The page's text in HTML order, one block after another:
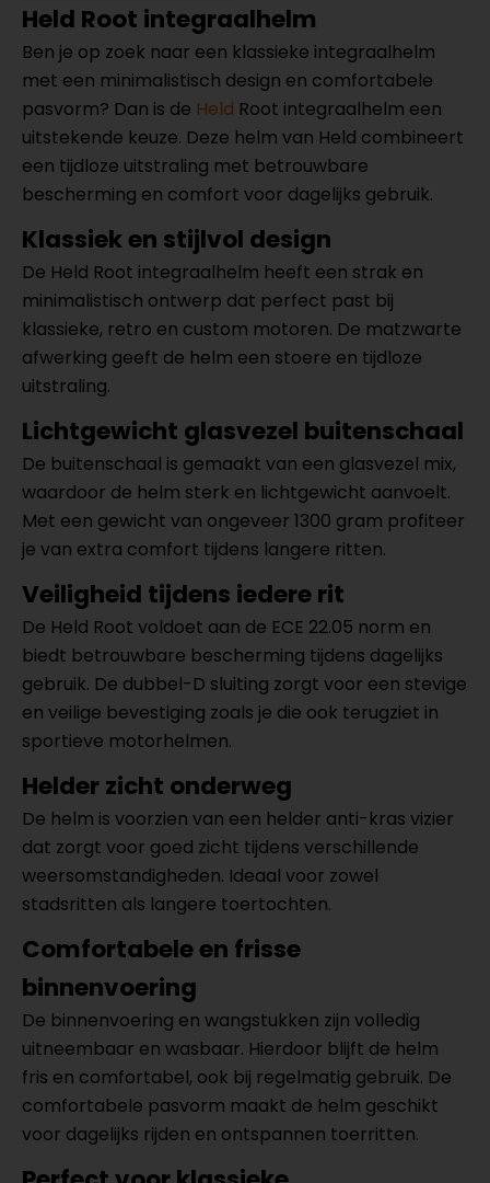
Held Root integraalhelm
Ben je op zoek naar een klassieke integraalhelm
met een minimalistisch design en comfortabele
pasvorm? Dan is de Held Root integraalhelm een
uitstekende keuze. Deze helm van Held combineert
een tijdloze uitstraling met betrouwbare
bescherming en comfort voor dagelijks gebruik.
Klassiek en stijlvol design
De Held Root integraalhelm heeft een strak en
minimalistisch ontwerp dat perfect past bij
klassieke, retro en custom motoren. De matzwarte
afwerking geeft de helm een stoere en tijdloze
uitstraling.
Lichtgewicht glasvezel buitenschaal
De buitenschaal is gemaakt van een glasvezel mix,
waardoor de helm sterk en lichtgewicht aanvoelt.
Met een gewicht van ongeveer 1300 gram profiteer
je van extra comfort tijdens langere ritten.
Veiligheid tijdens iedere rit
De Held Root voldoet aan de ECE 22.05 norm en
biedt betrouwbare bescherming tijdens dagelijks
gebruik. De dubbel-D sluiting zorgt voor een stevige
en veilige bevestiging zoals je die ook terugziet in
sportieve motorhelmen.
Helder zicht onderweg
De helm is voorzien van een helder anti-kras vizier
dat zorgt voor goed zicht tijdens verschillende
weersomstandigheden. Ideaal voor zowel
stadsritten als langere toertochten.
Comfortabele en frisse
binnenvoering
De binnenvoering en wangstukken zijn volledig
uitneembaar en wasbaar. Hierdoor blijft de helm
fris en comfortabel, ook bij regelmatig gebruik. De
comfortabele pasvorm maakt de helm geschikt
voor dagelijks rijden en ontspannen toerritten.